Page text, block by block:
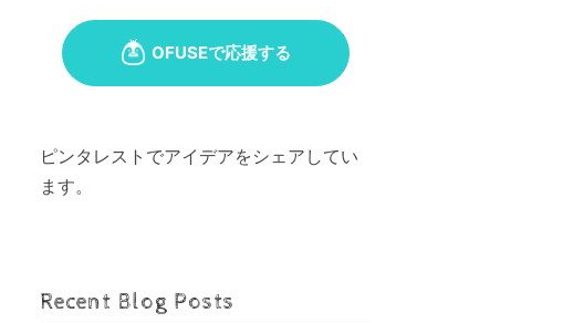
ピンタレストでアイデアをシェアしてい
ます。
Recent Blog Posts